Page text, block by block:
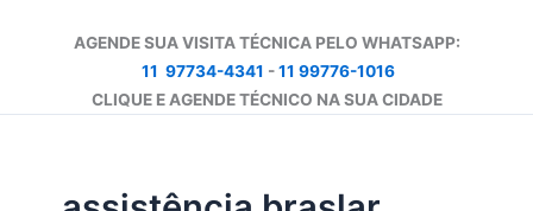
AGENDE SUA VISITA TÉCNICA PELO WHATSAPP:
11 97734-4341 -11 99776-1016
CLIQUE E AGENDE TÉCNICO NA SUA CIDADE